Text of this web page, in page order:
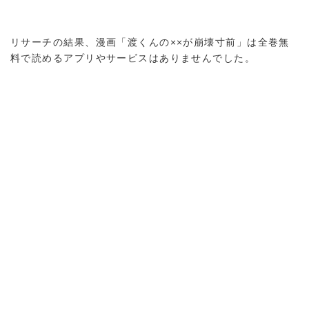
リサーチの結果、漫画「渡くんの××が崩壊寸前」は全巻無
料で読めるアプリやサービスはありませんでした。